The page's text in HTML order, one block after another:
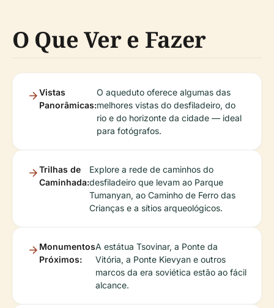
O Que Ver e Fazer
Vistas
Panorâmicas:
O aqueduto oferece algumas das
melhores vistas do desfiladeiro, do
rio e do horizonte da cidade — ideal
para fotógrafos.
Trilhas de
Caminhada:
Explore a rede de caminhos do
desfiladeiro que levam ao Parque
Tumanyan, ao Caminho de Ferro das
Crianças e a sítios arqueológicos.
Monumentos
Próximos:
A estátua Tsovinar, a Ponte da
Vitória, a Ponte Kievyan e outros
marcos da era soviética estão ao fácil
alcance.